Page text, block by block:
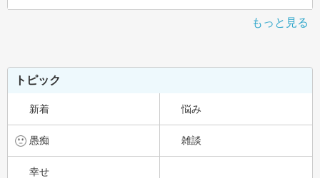
もっと見る
トピック
新着 悩み
愚痴 雑談
幸せ